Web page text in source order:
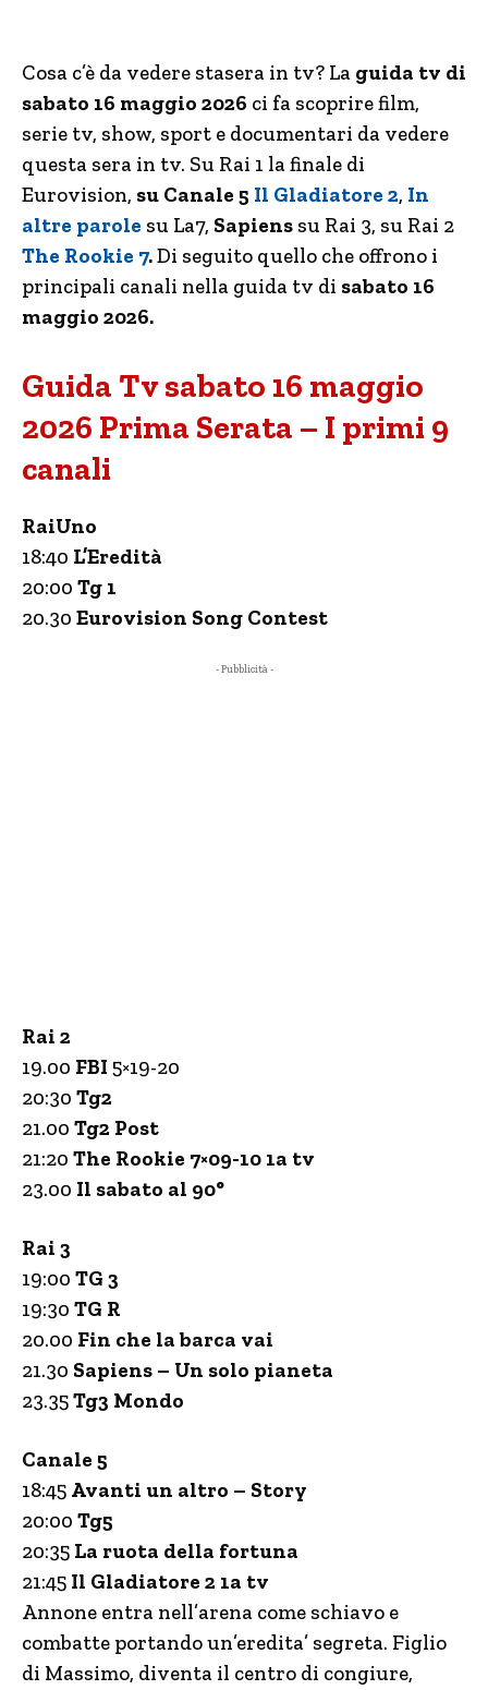
Cosa c’è da vedere stasera in tv? La guida tv di
sabato 16 maggio 2026 ci fa scoprire film,
serie tv, show, sport e documentari da vedere
questa sera in tv. Su Rai 1 la finale di
Eurovision, su Canale 5 Il Gladiatore 2, In
altre parole su La7, Sapiens su Rai 3, su Rai 2
The Rookie 7.Di seguito quello che offrono i
principali canali nella guida tv di sabato 16
maggio 2026.
Guida Tv sabato 16 maggio
2026 Prima Serata – I primi 9
canali
RaiUno
18:40 L’Eredità
20:00 Tg 1
20.30 Eurovision Song Contest
- Pubblicità -
Rai 2
19.00 FBI 5×19-20
20:30 Tg2
21.00 Tg2 Post
21:20 The Rookie 7×09-10 1a tv
23.00 Il sabato al 90°
Rai 3
19:00 TG 3
19:30 TG R
20.00 Fin che la barca vai
21.30 Sapiens – Un solo pianeta
23.35Tg3 Mondo
Canale 5
18:45 Avanti un altro – Story
20:00 Tg5
20:35 La ruota della fortuna
21:45 Il Gladiatore 2 1a tv
Annone entra nell’arena come schiavo e
combatte portando un’eredita’ segreta. Figlio
di Massimo, diventa il centro di congiure,